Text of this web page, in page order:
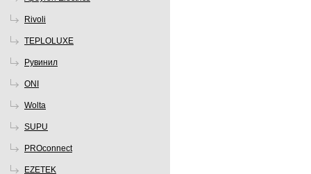
Rivoli
TEPLOLUXE
Рувинил
ONI
Wolta
SUPU
PROconnect
EZETEK